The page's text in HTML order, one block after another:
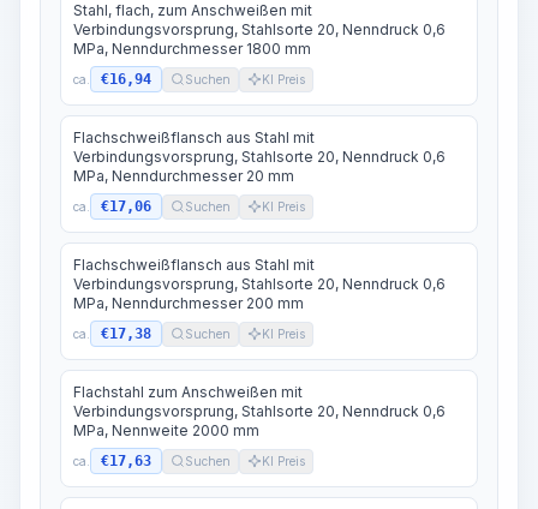
Stahl, flach, zum Anschweißen mit
Verbindungsvorsprung, Stahlsorte 20, Nenndruck 0,6
MPa, Nenndurchmesser 1800 mm
ca. €16,94 Suchen KI Preis
Flachschweißflansch aus Stahl mit
Verbindungsvorsprung, Stahlsorte 20, Nenndruck 0,6
MPa, Nenndurchmesser 20 mm
ca. €17,06 Suchen KI Preis
Flachschweißflansch aus Stahl mit
Verbindungsvorsprung, Stahlsorte 20, Nenndruck 0,6
MPa, Nenndurchmesser 200 mm
ca. €17,38 Suchen KI Preis
Flachstahl zum Anschweißen mit
Verbindungsvorsprung, Stahlsorte 20, Nenndruck 0,6
MPa, Nennweite 2000 mm
ca. €17,63 Suchen KI Preis